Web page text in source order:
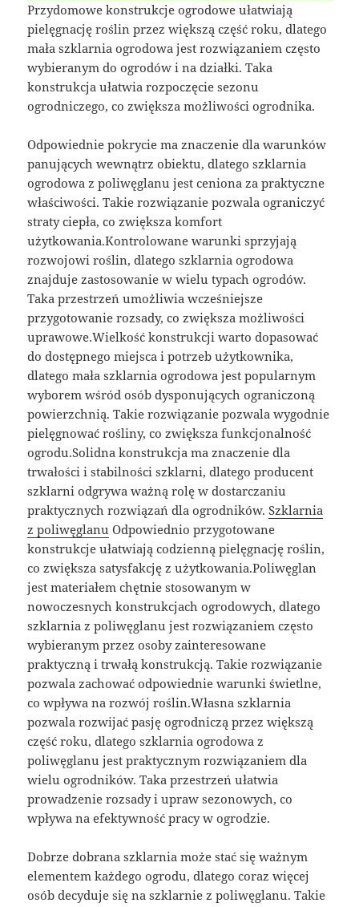
Przydomowe konstrukcje ogrodowe ułatwiają
pielęgnację roślin przez większą część roku, dlatego
mała szklarnia ogrodowa jest rozwiązaniem często
wybieranym do ogrodów i na działki. Taka
konstrukcja ułatwia rozpoczęcie sezonu
ogrodniczego, co zwiększa możliwości ogrodnika.
Odpowiednie pokrycie ma znaczenie dla warunków
panujących wewnątrz obiektu, dlatego szklarnia
ogrodowa z poliwęglanu jest ceniona za praktyczne
właściwości. Takie rozwiązanie pozwala ograniczyć
straty ciepła, co zwiększa komfort
użytkowania.Kontrolowane warunki sprzyjają
rozwojowi roślin, dlatego szklarnia ogrodowa
znajduje zastosowanie w wielu typach ogrodów.
Taka przestrzeń umożliwia wcześniejsze
przygotowanie rozsady, co zwiększa możliwości
uprawowe.Wielkość konstrukcji warto dopasować
do dostępnego miejsca i potrzeb użytkownika,
dlatego mała szklarnia ogrodowa jest popularnym
wyborem wśród osób dysponujących ograniczoną
powierzchnią. Takie rozwiązanie pozwala wygodnie
pielęgnować rośliny, co zwiększa funkcjonalność
ogrodu.Solidna konstrukcja ma znaczenie dla
trwałości i stabilności szklarni, dlatego producent
szklarni odgrywa ważną rolę w dostarczaniu
praktycznych rozwiązań dla ogrodników.Szklarnia
z poliwęglanu Odpowiednio przygotowane
konstrukcje ułatwiają codzienną pielęgnację roślin,
co zwiększa satysfakcję z użytkowania.Poliwęglan
jest materiałem chętnie stosowanym w
nowoczesnych konstrukcjach ogrodowych, dlatego
szklarnia z poliwęglanu jest rozwiązaniem często
wybieranym przez osoby zainteresowane
praktyczną i trwałą konstrukcją. Takie rozwiązanie
pozwala zachować odpowiednie warunki świetlne,
co wpływa na rozwój roślin.Własna szklarnia
pozwala rozwijać pasję ogrodniczą przez większą
część roku, dlatego szklarnia ogrodowa z
poliwęglanu jest praktycznym rozwiązaniem dla
wielu ogrodników. Taka przestrzeń ułatwia
prowadzenie rozsady i upraw sezonowych, co
wpływa na efektywność pracy w ogrodzie.
Dobrze dobrana szklarnia może stać się ważnym
elementem każdego ogrodu, dlatego coraz więcej
osób decyduje się na szklarnie z poliwęglanu. Takie